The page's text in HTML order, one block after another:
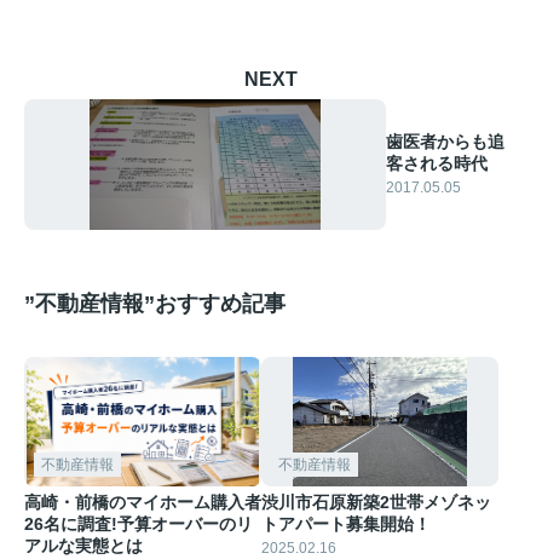
NEXT
歯医者からも追
客される時代
2017.05.05
”不動産情報”おすすめ記事
不動産情報
高崎・前橋のマイホーム購入者
26名に調査!予算オーバーのリ
アルな実態とは
不動産情報
渋川市石原新築2世帯メゾネッ
トアパート募集開始！
2025.02.16